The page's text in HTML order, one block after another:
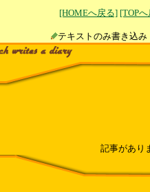
[HOMEへ戻る] [TOP
テキストのみ書
記事があり